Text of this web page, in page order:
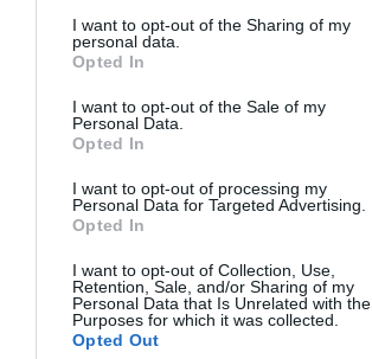
I want to opt-out of the Sharing of my
personal data.
Opted In
I want to opt-out of the Sale of my
Personal Data.
Opted In
I want to opt-out of processing my
Personal Data for Targeted Advertising.
Opted In
I want to opt-out of Collection, Use,
Retention, Sale, and/or Sharing of my
Personal Data that Is Unrelated with the
Purposes for which it was collected.
Opted Out
RELACIONADES